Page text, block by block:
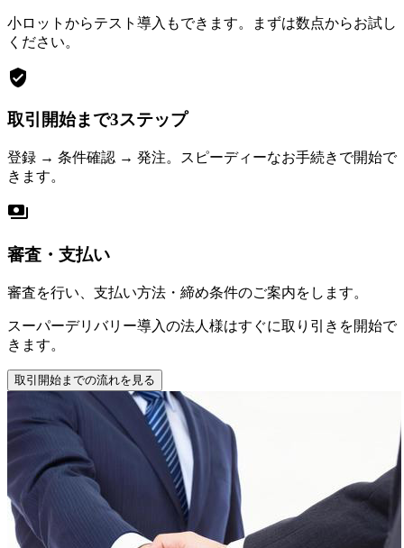
小ロットからテスト導入もできます。まずは数点からお試し
ください。
verified_user
取引開始まで3ステップ
登録 → 条件確認 → 発注。スピーディーなお手続きで開始で
きます。
payments
審査・支払い
審査を行い、支払い方法・締め条件のご案内をします。
スーパーデリバリー導入の法人様はすぐに取り引きを開始で
きます。
取引開始までの流れを見る